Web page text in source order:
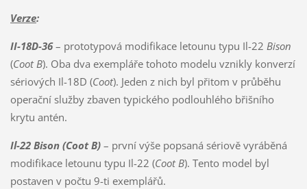
Verze:
II-18D-36– prototypová modifikace letounu typu Il-22 Bison
(Coot B). Oba dva exempláře tohoto modelu vznikly konverzí
sériových Il-18D (Coot). Jeden z nich byl přitom v průběhu
operační služby zbaven typického podlouhlého břišního
krytu antén.
Il-22 Bison (Coot B) – první výše popsaná sériově vyráběná
modifikace letounu typu Il-22 (Coot B). Tento model byl
postaven v počtu 9-ti exemplářů.